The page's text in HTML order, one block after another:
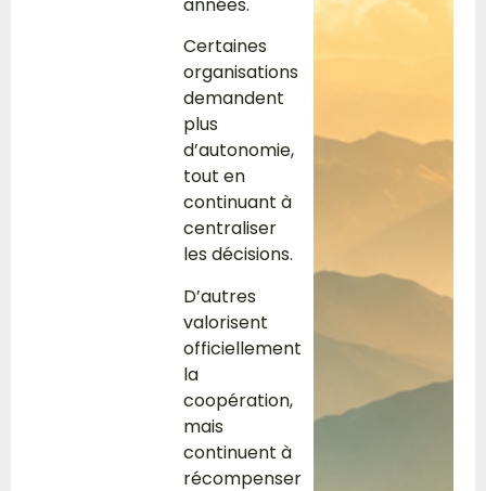
Certaines
organisations
demandent
plus
d’autonomie,
tout en
continuant à
centraliser
les décisions.
D’autres
valorisent
officiellement
la
coopération,
mais
continuent à
récompenser